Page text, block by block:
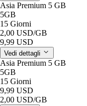
Asia Premium 5 GB
5GB
15 Giorni
2,00 USD/GB
9,99 USD
Vedi dettagli
Asia Premium 5 GB
5GB
15 Giorni
9,99 USD
2,00 USD/GB